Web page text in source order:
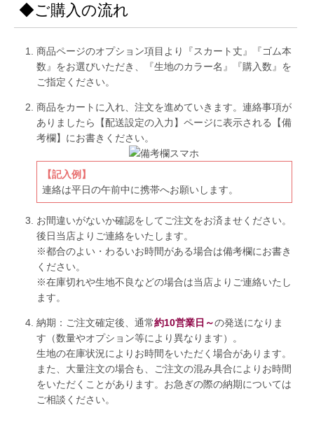
◆ご購入の流れ
商品ページのオプション項目より『スカート丈』『ゴム本
数』をお選びいただき、『生地のカラー名』『購入数』を
ご指定ください。
商品をカートに入れ、注文を進めていきます。連絡事項が
ありましたら【配送設定の入力】ページに表示される【備
考欄】にお書きください。
【記入例】
連絡は平日の午前中に携帯へお願いします。
お間違いがないか確認をしてご注文をお済ませください。
後日当店よりご連絡をいたします。
※都合のよい・わるいお時間がある場合は備考欄にお書き
ください。
※在庫切れや生地不良などの場合は当店よりご連絡いたし
ます。
納期：ご注文確定後、通常約10営業日～の発送になりま
す（数量やオプション等により異なります）。
生地の在庫状況によりお時間をいただく場合があります。
また、大量注文の場合も、ご注文の混み具合によりお時間
をいただくことがあります。お急ぎの際の納期については
ご相談ください。